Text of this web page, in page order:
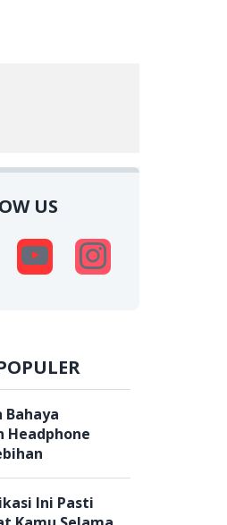
US
Bahaya
Headphone
Ini Pasti